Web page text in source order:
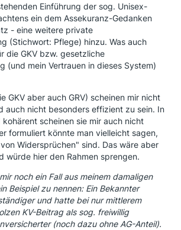
Einführung der sog. Unisex-
ein dem Assekuranz-Gedanken
- eine weitere private
(Stichwort: Pflege) hinzu. Was auch
die GKV bzw. gesetzliche
(und mein Vertrauen in dieses System)
GKV aber auch GRV) scheinen mir nicht
auch nicht besonders effizient zu sein. In
kohärent scheinen sie mir auch nicht
formuliert könnte man vielleicht sagen,
Widersprüchen" sind. Das wäre aber
würde hier den Rahmen sprengen.
noch ein Fall aus meinem damaligen
Beispiel zu nennen: Ein Bekannter
und hatte bei nur mittlerem
KV-Beitrag als sog. freiwillig
(noch dazu ohne AG-Anteil).